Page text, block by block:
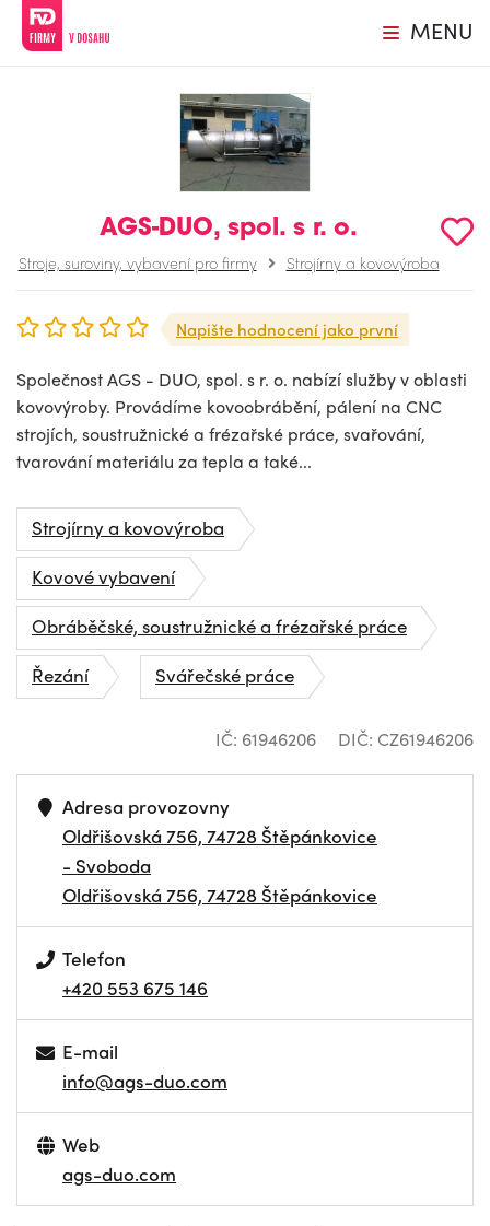
MENU
AGS-DUO, spol. s r. o.
Stroje, suroviny, vybavení pro firmy Strojírny a kovovýroba
Napište hodnocení jako první
Společnost AGS - DUO, spol. s r. o. nabízí služby v oblasti
kovovýroby. Provádíme kovoobrábění, pálení na CNC
strojích, soustružnické a frézařské práce, svařování,
tvarování materiálu za tepla a také...
Strojírny a kovovýroba
Kovové vybavení
Obráběčské, soustružnické a frézařské práce
Řezání
Svářečské práce
IČ: 61946206 DIČ: CZ61946206
Adresa provozovny
Oldřišovská 756, 74728 Štěpánkovice
- Svoboda
Oldřišovská 756, 74728 Štěpánkovice
Telefon
+420 553 675 146
E-mail
info@ags-duo.com
Web
ags-duo.com